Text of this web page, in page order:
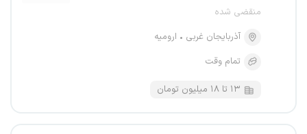
منقضی شده
آذربایجان غربی
ارومیه
تمام وقت
۱۳ تا ۱۸ میلیون تومان